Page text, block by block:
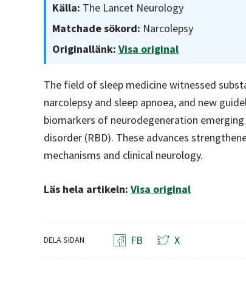
Källa: The Lancet Neurology
Matchade sökord: Narcolepsy
Originallänk: Visa original
The field of sleep medicine witnessed
narcolepsy and sleep apnoea, and new
biomarkers of neurodegeneration
disorder (RBD). These advances
mechanisms and clinical neurology.
Läs hela artikeln: Visa original
DELA SIDAN FB X